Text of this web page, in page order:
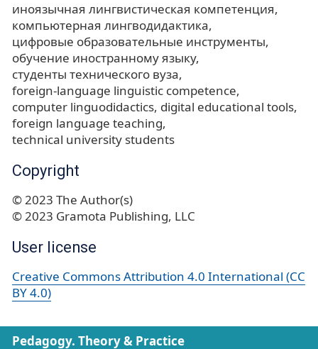
иноязычная лингвистическая компетенция
компьютерная лингводидактика
цифровые образовательные инструменты
обучение иностранному языку
студенты технического вуза
foreign-language linguistic competence
computer linguodidactics digital educational tools
foreign language teaching
technical university students
Copyright
© 2023 The Author(s)
© 2023 Gramota Publishing, LLC
User license
Creative Commons Attribution 4.0 International (CC
BY 4.0)
Pedagogy. Theory & Practice